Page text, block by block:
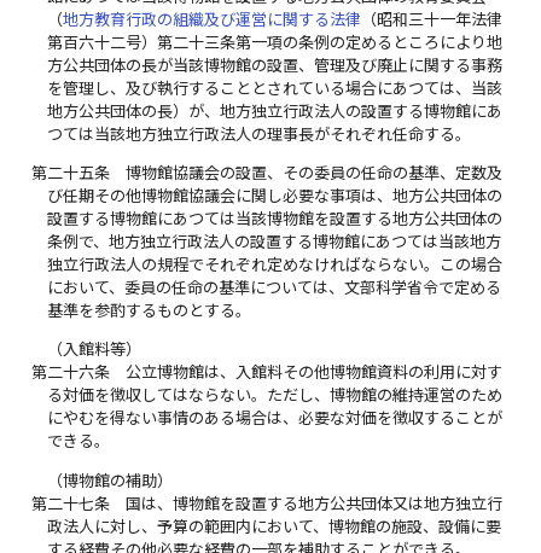
（地方教育行政の組織及び運営に関する法律 （昭和三十一年法律
第百六十二号）第二十三条第一項の条例の定めるところにより地
方公共団体の長が当該博物館の設置、管理及び廃止に関する事務
を管理し、及び執行することとされている場合にあつては、当該
地方公共団体の長）が、地方独立行政法人の設置する博物館にあ
つては当該地方独立行政法人の理事長がそれぞれ任命する。
第二十五条
博物館協議会の設置、その委員の任命の基準、定数及
び任期その他博物館協議会に関し必要な事項は、地方公共団体の
設置する博物館にあつては当該博物館を設置する地方公共団体の
条例で、地方独立行政法人の設置する博物館にあつては当該地方
独立行政法人の規程でそれぞれ定めなければならない。この場合
において、委員の任命の基準については、文部科学省令で定める
基準を参酌するものとする。
（入館料等）
第二十六条
公立博物館は、入館料その他博物館資料の利用に対す
る対価を徴収してはならない。ただし、博物館の維持運営のため
にやむを得ない事情のある場合は、必要な対価を徴収することが
できる。
（博物館の補助）
第二十七条
国は、博物館を設置する地方公共団体又は地方独立行
政法人に対し、予算の範囲内において、博物館の施設、設備に要
する経費その他必要な経費の一部を補助することができる。